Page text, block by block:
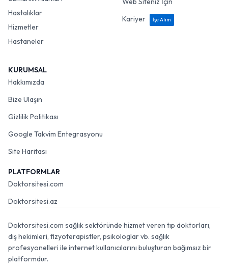
Hastalıklar
Hizmetler
Hastaneler
Kariyer
İşe Alım
KURUMSAL
Hakkımızda
Bize Ulaşın
Gizlilik Politikası
Google Takvim Entegrasyonu
Site Haritası
PLATFORMLAR
Doktorsitesi.com
Doktorsitesi.az
Doktorsitesi.com sağlık sektöründe hizmet veren tıp doktorları,
diş hekimleri, fizyoterapistler, psikologlar vb. sağlık
profesyonelleri ile internet kullanıcılarını buluşturan bağımsız bir
platformdur.